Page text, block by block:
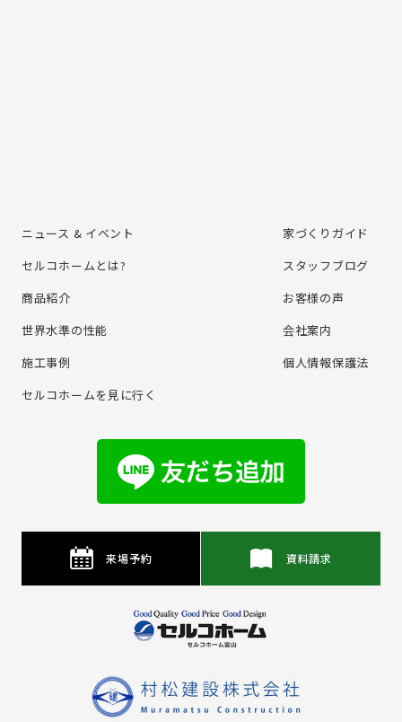
ニュース & イベント
セルコホームとは?
商品紹介
世界水準の性能
施⼯事例
セルコホームを⾒に⾏く
家づくりガイド
スタッフブログ
お客様の声
会社案内
個⼈情報保護法
来場予約 資料請求